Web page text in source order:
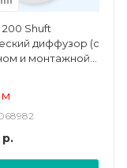
Shuft
диффузор (с
и монтажной